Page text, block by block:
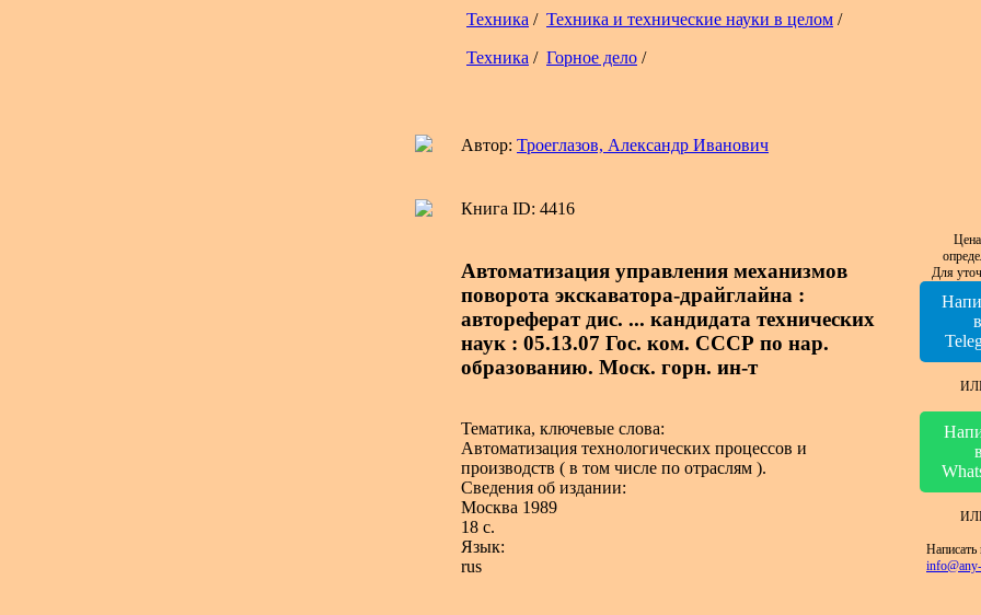
Техника / Техника и технические науки в целом /
Техника / Горное дело /
Автор: Троеглазов, Александр Иванович
Книга ID: 4416
Автоматизация управления механизмов
поворота экскаватора-драйглайна :
автореферат дис. ... кандидата технических
наук : 05.13.07 Гос. ком. СССР по нар.
образованию. Моск. горн. ин-т
Тематика, ключевые слова:
Автоматизация технологических процессов и
производств ( в том числе по отраслям ).
Сведения об издании:
Москва 1989
18 с.
Язык:
rus
Для
в
в
Написать